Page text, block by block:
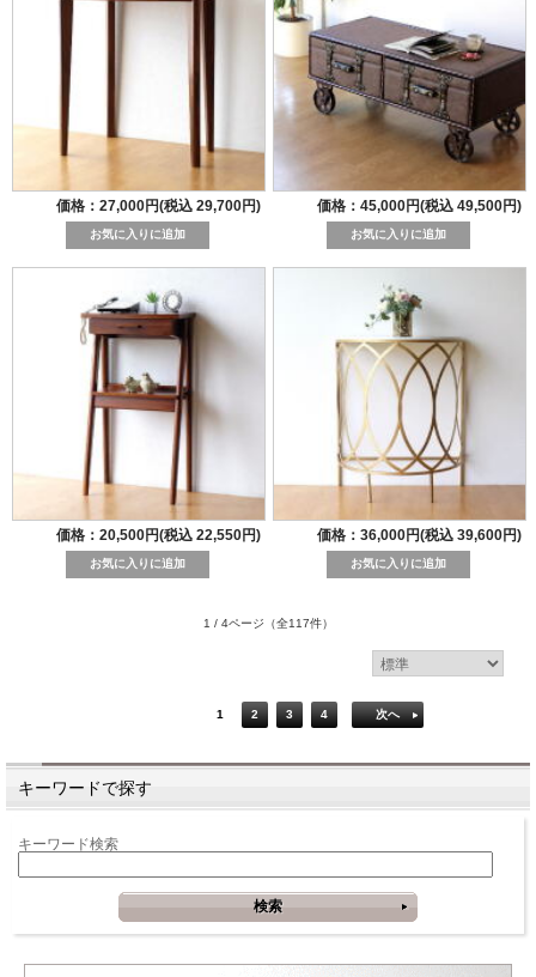
価格：27,000円(税込 29,700円) 価格：45,000円(税込 49,500円)
価格：20,500円(税込 22,550円) 価格：36,000円(税込 39,600円)
1 / 4ページ （全117件）
1 2 3 4 次へ
キーワードで探す
キーワード検索